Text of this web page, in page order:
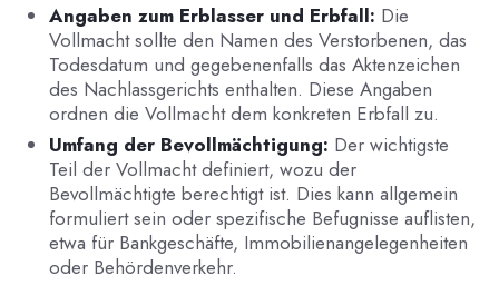
Angaben zum Erblasser und Erbfall: Die
Vollmacht sollte den Namen des Verstorbenen, das
Todesdatum und gegebenenfalls das Aktenzeichen
des Nachlassgerichts enthalten. Diese Angaben
ordnen die Vollmacht dem konkreten Erbfall zu.
Umfang der Bevollmächtigung: Der wichtigste
Teil der Vollmacht definiert, wozu der
Bevollmächtigte berechtigt ist. Dies kann allgemein
formuliert sein oder spezifische Befugnisse auflisten,
etwa für Bankgeschäfte, Immobilienangelegenheiten
oder Behördenverkehr.